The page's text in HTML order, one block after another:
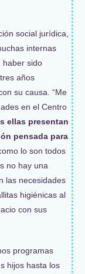
social jurídica,
internas
haber sido
años
su causa. “Me
en el Centro
ellas presentan
pensada para
lo son todos
no hay una
las necesidades
higiénicas al
con sus
programas
hijos hasta los